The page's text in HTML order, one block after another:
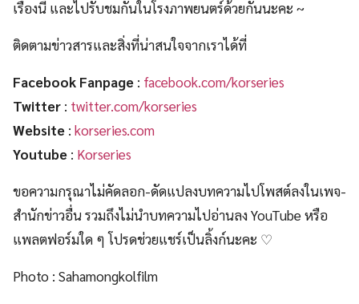
เรื่องนี้ และไปรับชมกันในโรงภาพยนตร์ด้วยกันนะคะ ~
ติดตามข่าวสารและสิ่งที่น่าสนใจจากเราได้ที่
Facebook Fanpage : facebook.com/korseries
Twitter : twitter.com/korseries
Website : korseries.com
Youtube : Korseries
ขอความกรุณาไม่คัดลอก-ดัดแปลงบทความไปโพสต์ลงในเพจ-
สำนักข่าวอื่น รวมถึงไม่นำบทความไปอ่านลง YouTube หรือ
แพลตฟอร์มใด ๆ โปรดช่วยแชร์เป็นลิ้งก์นะคะ ♡
Photo : Sahamongkolfilm